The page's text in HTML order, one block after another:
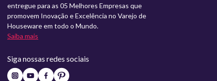
entregue para as 05 Melhores Empresas que
promovem Inovação e Excelência no Varejo de
Houseware em todo o Mundo.
Saiba mais
Siga nossas redes sociais